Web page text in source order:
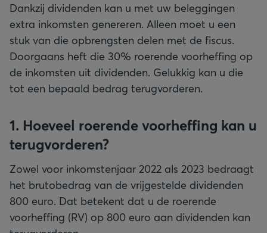
Dankzij dividenden kan u met uw beleggingen
extra inkomsten genereren. Alleen moet u een
stuk van die opbrengsten delen met de fiscus.
Doorgaans heft die 30% roerende voorheffing op
de inkomsten uit dividenden. Gelukkig kan u die
tot een bepaald bedrag terugvorderen.
1. Hoeveel roerende voorheffing kan u
terugvorderen?
Zowel voor inkomstenjaar 2022 als 2023 bedraagt
het brutobedrag van de vrijgestelde dividenden
800 euro. Dat betekent dat u de roerende
voorheffing (RV) op 800 euro aan dividenden kan